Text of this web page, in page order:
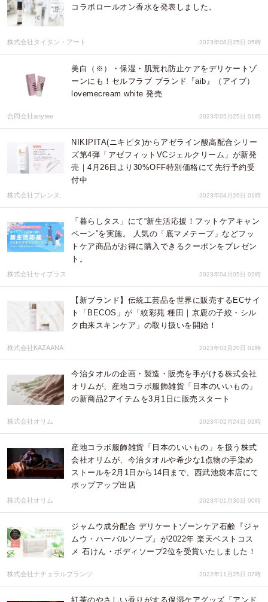
コラボロールオン香水を発表しました。
株式会社タイタン・アート 2023年08月25日 05時
美白（※）・保湿・肌荒れ防止ケアをデリケートゾ
ーンにも！セルフラブ ブランド『aib』（アイブ）
lovemecream white 発売
合同会社anytee 2023年05月25日 01時
NIKIPITA(ニキピタ)からアゼライン酸高配合シリー
ズ第4弾「アゼフィットVCジェルクリーム」が新発
売｜4月26日より30%OFF特別価格にて先行予約受
付中
株式会社プレンヌ. 2023年04月26日 01時
「暮らしタス」にて“新生活応援！フットケアキャン
ペーン”を実施。 人気の「底マメテープ」などフッ
トケア商品がお得に購入できるクーポンをプレゼン
ト。
株式会社サイプラス 2023年04月05日 02時
【新ブランド】伝統工芸品を世界に販売するECサイ
ト「BECOS」が「絞彩苑 種田｜京鹿の子絞・シル
ク由来スキンケア」の取り扱いを開始！
株式会社KAZAANA 2023年03月20日 01時
今治タオルの企画・製造・販売を手がける株式会社
オリムが、産地コラボ服飾雑貨「日本のいいもの」
の新商品2アイテムを3月1日に販売スタート
株式会社オリム 2023年02月24日 02時
産地コラボ服飾雑貨「日本のいいもの」を扱う株式
会社オリムが、今治タオルや希少な1点物の手染め
ストールを2月1日から14日まで、西武池袋本店にて
ポップアップ出店
株式会社オリム 2023年01月30日 00時
ジャムウ成分配合 デリケートゾーンケア石鹸『ジャ
ムウ・ハーバルソープ』が2022年 楽天ベストコス
メ 石けん・ボディソープ2位を受賞いたしました！
株式会社ナチュラルプランツ 2022年11月25日 07時
紅茶のやさしい香りがする保湿ケアグッズ「アンド